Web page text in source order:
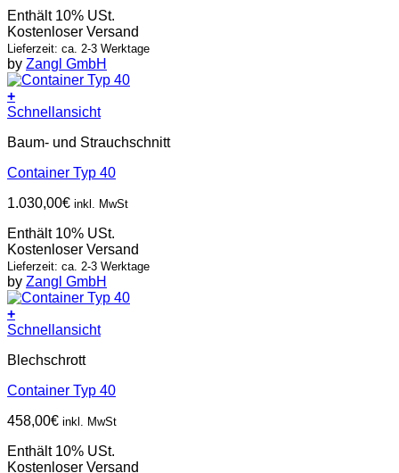
Enthält 10% USt.
Kostenloser Versand
Lieferzeit: ca. 2-3 Werktage
by Zangl GmbH
+
Schnellansicht
Baum- und Strauchschnitt
Container Typ 40
1.030,00€ inkl. MwSt
Enthält 10% USt.
Kostenloser Versand
Lieferzeit: ca. 2-3 Werktage
by Zangl GmbH
+
Schnellansicht
Blechschrott
Container Typ 40
458,00€ inkl. MwSt
Enthält 10% USt.
Kostenloser Versand